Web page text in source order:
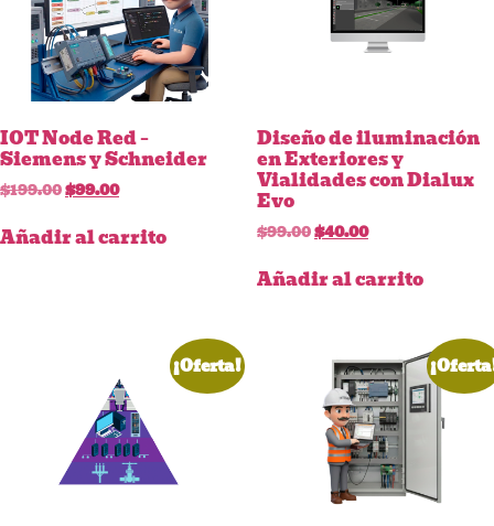
IOT Node Red –
Siemens y Schneider
$199.00$99.00
Añadir al carrito
Diseño de iluminación
en Exteriores y
Vialidades con Dialux
Evo
$99.00$40.00
Añadir al carrito
¡Oferta!